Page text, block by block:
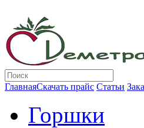
ГлавнаяСкачать прайс Статьи
Горшки